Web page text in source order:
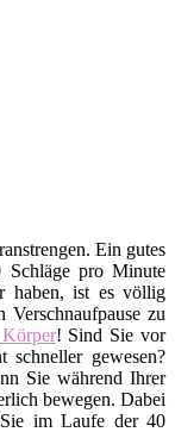
Ein gutes
pro Minute
haben, ist es völlig
Verschnaufpause zu
Körper! Sind Sie vor
gewesen?
Sie während Ihrer
bewegen. Dabei
im Laufe der 40